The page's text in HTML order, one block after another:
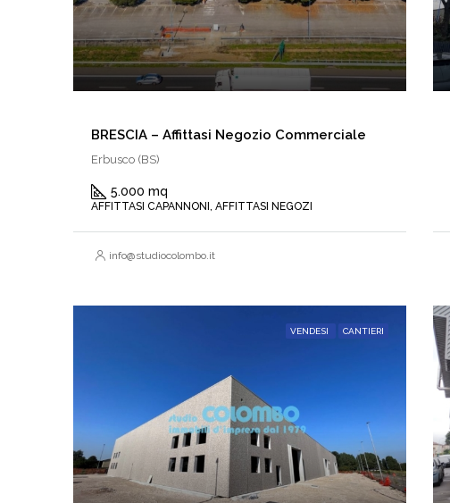
BRESCIA – Affittasi Negozio Commerciale
Erbusco (BS)
5.000 mq
AFFITTASI CAPANNONI, AFFITTASI NEGOZI
info@studiocolombo.it
VENDESI CANTIERI